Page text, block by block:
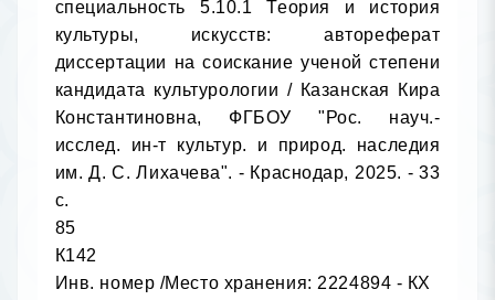
специальность 5.10.1 Теория и история
культуры, искусств: автореферат
диссертации на соискание ученой степени
кандидата культурологии / Казанская Кира
Константиновна, ФГБОУ "Рос. науч.-
исслед. ин-т культур. и природ. наследия
им. Д. С. Лихачева". - Краснодар, 2025. - 33
с.
85
К142
Инв. номер /Место хранения: 2224894 - КХ